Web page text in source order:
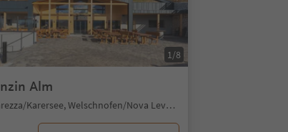
1/8
Alm
Carezza/Karersee, Welschnofen/Nova Levante, Dolomites Region Eggental